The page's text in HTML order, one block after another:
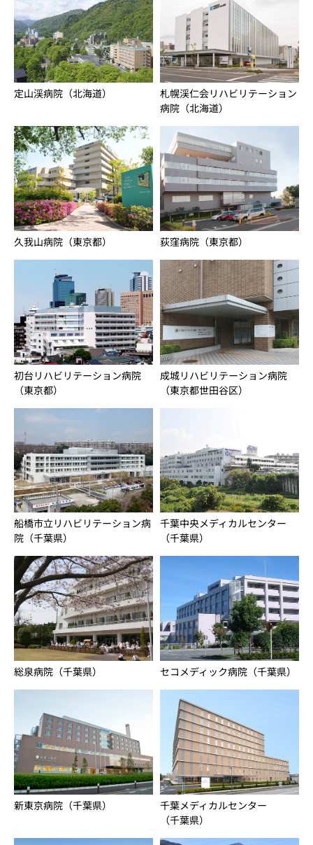
定山渓病院（北海道）
札幌渓仁会リハビリテーション
病院（北海道）
久我山病院（東京都） 荻窪病院（東京都）
初台リハビリテーション病院
（東京都）
成城リハビリテーション病院
（東京都世田谷区）
船橋市立リハビリテーション病
院（千葉県）
千葉中央メディカルセンター
（千葉県）
総泉病院（千葉県） セコメディック病院（千葉県）
新東京病院（千葉県）
千葉メディカルセンター
（千葉県）